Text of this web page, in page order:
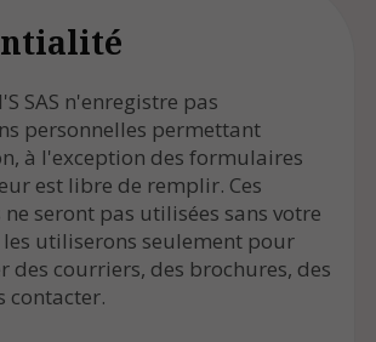
SAS n'enregistre pas
personnelles permettant
à l'exception des formulaires
est libre de remplir. Ces
seront pas utilisées sans votre
les utiliserons seulement pour
des courriers, des brochures, des
contacter.